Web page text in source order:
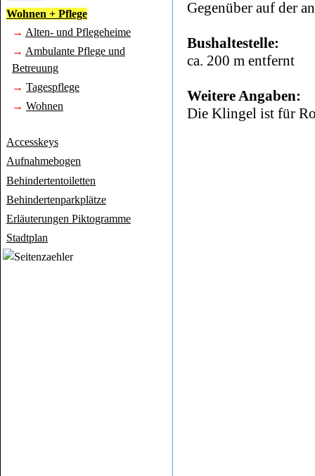
Wohnen + Pflege
→ Alten- und Pflegeheime
→ Ambulante Pflege und
Betreuung
→ Tagespflege
→ Wohnen
Accesskeys
Aufnahmebogen
Behindertentoiletten
Behindertenparkplätze
Erläuterungen Piktogramme
Stadtplan
Gegenüber auf der
Bushaltestelle:
ca. 200 m entfernt
Weitere Angaben:
Die Klingel ist für